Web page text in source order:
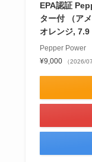
EPA認証
ター付 （ア
オレンジ, 7.9
Pepper Power
¥9,000
（2026/